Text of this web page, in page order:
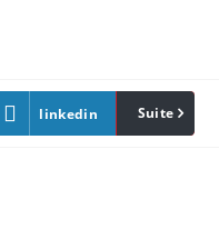
linkedin Pinterest
Suite